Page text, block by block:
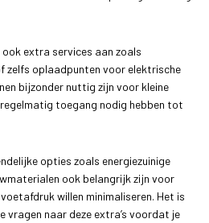
extra services aan zoals
zelfs oplaadpunten voor elektrische
bijzonder nuttig zijn voor kleine
toegang nodig hebben tot
opties zoals energiezuinige
ook belangrijk zijn voor
willen minimaliseren. Het is
naar deze extra’s voordat je